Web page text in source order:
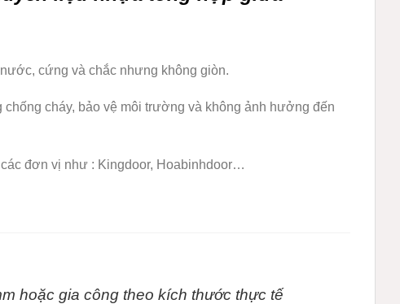
cứng và chắc nhưng không giòn.
cháy, bảo vệ môi trường và không ảnh hưởng đến
đơn vị như : Kingdoor, Hoabinhdoor…
hoặc gia công theo kích thước thực tế